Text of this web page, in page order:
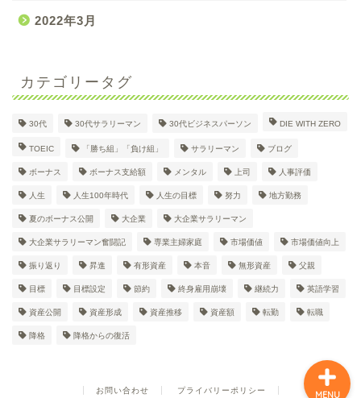
2022年3月
カテゴリータグ
30代 30代サラリーマン 30代ビジネスパーソン DIE WITH ZERO
TOEIC 「勝ち組」「負け組」 サラリーマン ブログ
ボーナス ボーナス支給額 メンタル 上司 人事評価
人生 人生100年時代 人生の目標 努力 地方勤務
夏のボーナス公開 大企業 大企業サラリーマン
大企業サラリーマン奮闘記 専業主婦家庭 市場価値 市場価値向上
振り返り 昇進 有形資産 本音 無形資産 父親
目標 目標設定 節約 終身雇用崩壊 継続力 英語学習
資産公開 資産形成 資産推移 資産額 転勤 転職
降格 降格からの復活
お問い合わせ プライバリーポリシー MENU
30代大企業サラリーマン
Dのプロフィール
日々の奮闘記
英語学習